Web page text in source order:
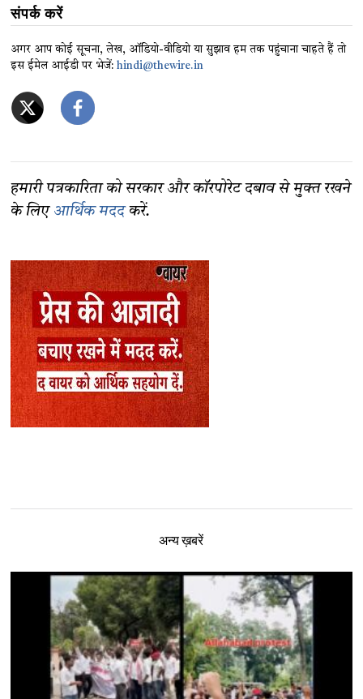
संपर्क करें
अगर आप कोई सूचना, लेख, ऑडियो-वीडियो या सुझाव हम तक पहुंचाना चाहते हैं तो
इस ईमेल आईडी पर भेजें:hindi@thewire.in
हमारी पत्रकारिता को सरकार और कॉरपोरेट दबाव से मुक्त रखने
के लिए आर्थिक मददकरें.
अन्य ख़बरें